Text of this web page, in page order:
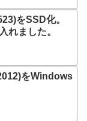
をSSD化。
れました。
をWindows